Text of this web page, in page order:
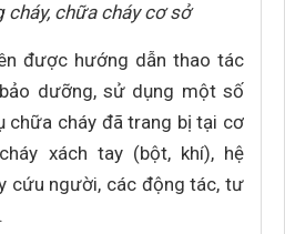
cháy, chữa cháy cơ sở
được hướng dẫn thao tác
dưỡng, sử dụng một số
chữa cháy đã trang bị tại cơ
xách tay (bột, khí), hệ
cứu người, các động tác, tư